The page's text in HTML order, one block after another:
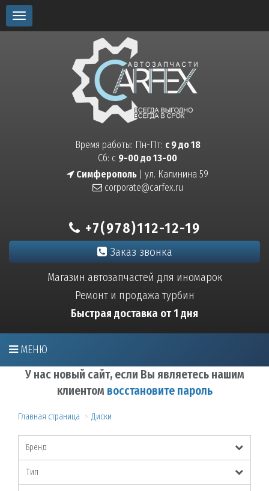
Toggle
navigation
Время работы: Пн-Пт: с 9 до 18
Сб: с 9-00 до 13-00
Симферополь | ул. Калинина 59
corporate@carfex.ru
+7(978)112-12-19
Заказ звонка
Магазин автозапчастей для иномарок
Ремонт и продажа турбин
Быстрая доставка от 1 дня
МЕНЮ
У нас новый сайт, если Вы являетесь нашим
клиентом восстановите пароль
Главная страница Диски
Бренд
Тип